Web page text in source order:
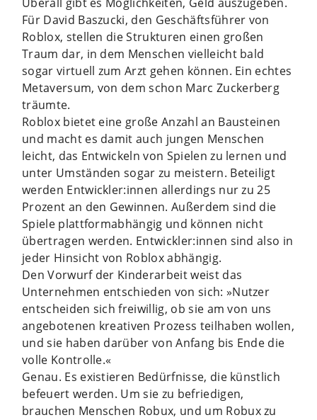
Für David Baszucki, den Geschäftsführer von
Roblox, stellen die Strukturen einen großen
Traum dar, in dem Menschen vielleicht bald
sogar virtuell zum Arzt gehen können. Ein echtes
Metaversum, von dem schon Marc Zuckerberg
träumte.
Roblox bietet eine große Anzahl an Bausteinen
und macht es damit auch jungen Menschen
leicht, das Ent­wickeln von Spielen zu lernen und
unter Umständen sogar zu meistern. Beteiligt
werden Entwickler:innen allerdings nur zu 25
Prozent an den Gewinnen. Außerdem sind die
Spiele plattformabhängig und können nicht
übertragen werden. Entwickler:innen sind also in
jeder Hinsicht von Roblox abhängig.
Den Vorwurf der Kinderarbeit weist das
Unternehmen entschieden von sich: »Nutzer
entscheiden sich freiwillig, ob sie am von uns
angebotenen kreativen Prozess teilhaben wollen,
und sie haben darüber von Anfang bis Ende die
volle Kontrolle.«
Genau. Es existieren Bedürfnisse, die künstlich
befeuert werden. Um sie zu befriedigen,
brauchen Menschen Robux, und um Robux zu